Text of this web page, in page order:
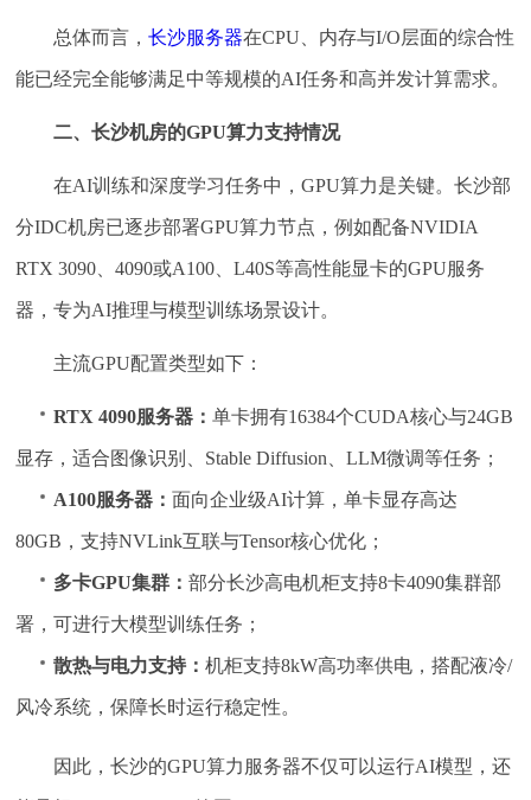
总体而言，长沙服务器在CPU、内存与I/O层面的综合性
能已经完全能够满足中等规模的AI任务和高并发计算需求。
二、长沙机房的GPU算力支持情况
在AI训练和深度学习任务中，GPU算力是关键。长沙部
分IDC机房已逐步部署GPU算力节点，例如配备NVIDIA
RTX 3090、4090或A100、L40S等高性能显卡的GPU服务
器，专为AI推理与模型训练场景设计。
主流GPU配置类型如下：
RTX 4090服务器：单卡拥有16384个CUDA核心与24GB
显存，适合图像识别、Stable Diffusion、LLM微调等任务；
A100服务器：面向企业级AI计算，单卡显存高达
80GB，支持NVLink互联与Tensor核心优化；
多卡GPU集群：部分长沙高电机柜支持8卡4090集群部
署，可进行大模型训练任务；
散热与电力支持：机柜支持8kW高功率供电，搭配液冷/
风冷系统，保障长时运行稳定性。
因此，长沙的GPU算力服务器不仅可以运行AI模型，还